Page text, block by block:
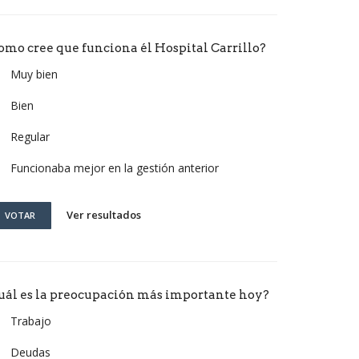
cree que funciona él Hospital Carrillo?
Muy bien
Bien
Regular
Funcionaba mejor en la gestión anterior
VOTAR Ver resultados
es la preocupación más importante hoy?
Trabajo
Deudas